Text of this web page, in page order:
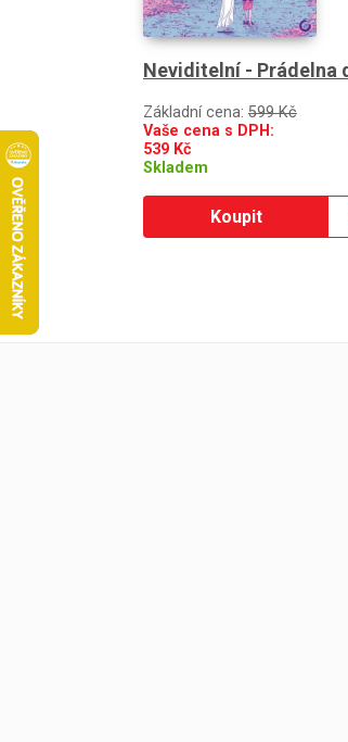
Neviditelní - Prádelna
Základní cena: 599 Kč
Vaše cena s DPH:
539 Kč
Skladem
Koupit